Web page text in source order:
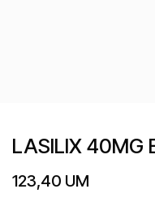
LASILIX 40MG
123,40 UM